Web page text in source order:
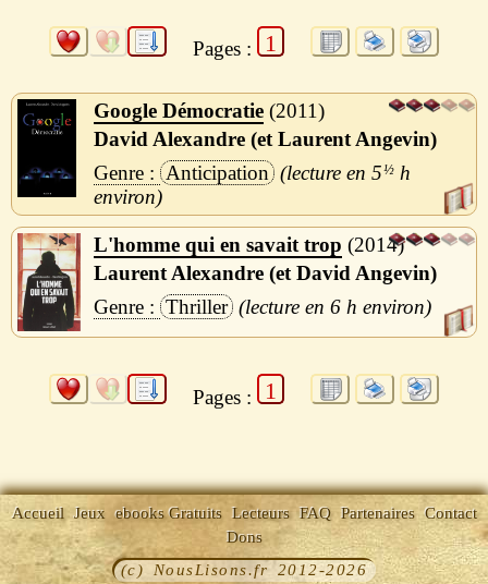
Pages : 1
Google Démocratie 2011
David Alexandre (et Laurent Angevin)
Anticipation
5½ h
L'homme qui en savait trop
2014
Laurent Alexandre (et David Angevin)
Thriller
6 h
Pages : 1
Accueil Jeux ebooks Gratuits Lecteurs FAQ Partenaires Contact
Dons
(c) NousLisons.fr 2012-2026